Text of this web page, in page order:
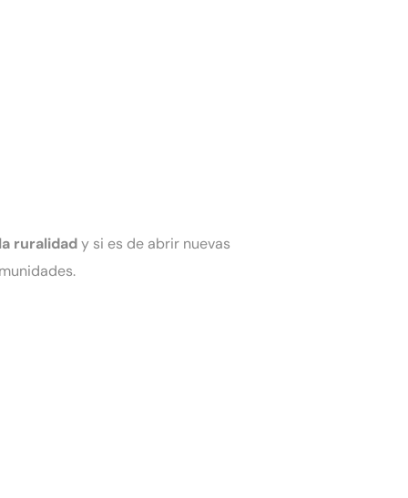
ruralidady si es de abrir nuevas